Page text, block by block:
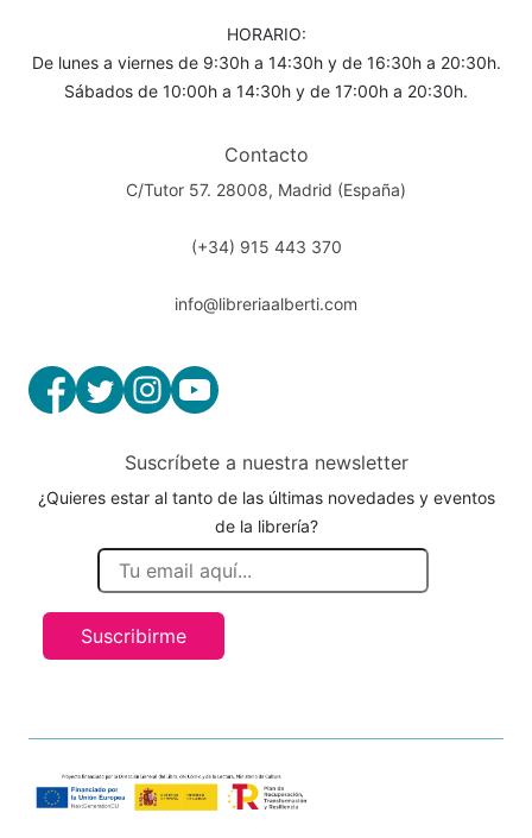
HORARIO:
De lunes a viernes de 9:30h a 14:30h y de 16:30h a 20:30h.
Sábados de 10:00h a 14:30h y de 17:00h a 20:30h.
Contacto
C/Tutor 57. 28008, Madrid (España)
(+34) 915 443 370
info@libreriaalberti.com
Suscríbete a nuestra newsletter
¿Quieres estar al tanto de las últimas novedades y eventos
de la librería?
Suscribirme